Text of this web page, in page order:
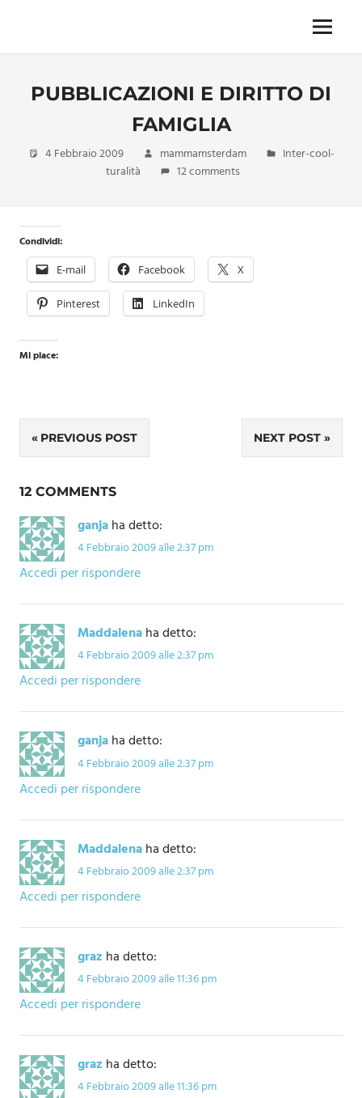
content
imprescindibile,
inevitabile
oggi
e
nuova
confezione
migliorata
Menu
PUBBLICAZIONI E DIRITTO DI
FAMIGLIA
4 Febbraio 2009 mammamsterdam
Inter-cool-
turalità
12 comments
Condividi:
E-mail Facebook X
Pinterest LinkedIn
Mi piace:
Navigazione
articoli
PREVIOUS POST NEXT POST
12 COMMENTS
ganjaha detto:
4 Febbraio 2009 alle 2:37 pm
Accedi per rispondere
Maddalenaha detto:
4 Febbraio 2009 alle 2:37 pm
Accedi per rispondere
ganjaha detto:
4 Febbraio 2009 alle 2:37 pm
Accedi per rispondere
Maddalenaha detto:
4 Febbraio 2009 alle 2:37 pm
Accedi per rispondere
graz ha detto:
4 Febbraio 2009 alle 11:36 pm
Accedi per rispondere
graz ha detto:
4 Febbraio 2009 alle 11:36 pm